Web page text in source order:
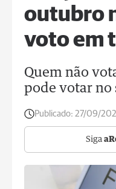
outubro
voto em
Quem não
pode votar no
Publicado: 27/09/
Siga